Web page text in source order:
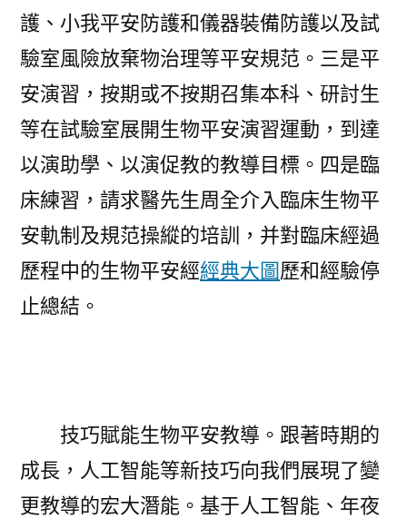
護、小我平安防護和儀器裝備防護以及試
驗室風險放棄物治理等平安規范。三是平
安演習，按期或不按期召集本科、研討生
等在試驗室展開生物平安演習運動，到達
以演助學、以演促教的教導目標。四是臨
床練習，請求醫先生周全介入臨床生物平
安軌制及規范操縱的培訓，并對臨床經過
歷程中的生物平安經經典大圖歷和經驗停
止總結。
技巧賦能生物平安教導。跟著時期的
成長，人工智能等新技巧向我們展現了變
更教導的宏大潛能。基于人工智能、年夜